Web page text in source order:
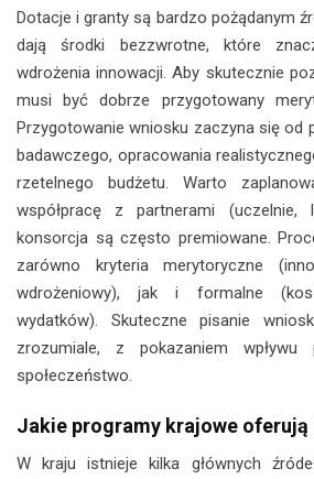
Dotacje i granty są bardzo pożądanym
dają środki bezzwrotne, które
wdrożenia innowacji. Aby skutecznie
musi być dobrze przygotowany
Przygotowanie wniosku zaczyna się od
badawczego, opracowania
rzetelnego budżetu. Warto
współpracę z partnerami (uczelnie,
konsorcja są często premiowane.
zarówno kryteria merytoryczne
wdrożeniowy), jak i formalne
wydatków). Skuteczne pisanie
zrozumiale, z pokazaniem
społeczeństwo.
Jakie programy krajowe oferują
W kraju istnieje kilka głównych